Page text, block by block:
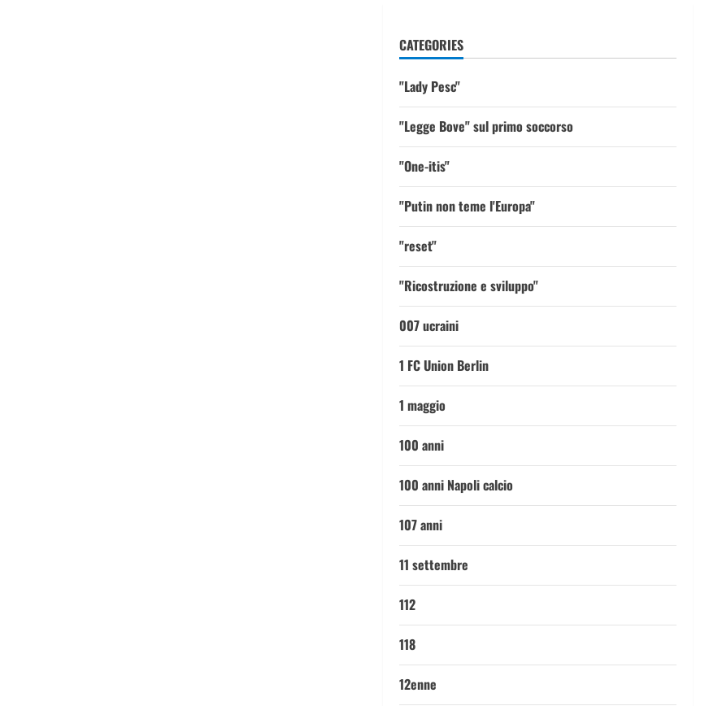
CATEGORIES
"Lady Pesc"
"Legge Bove" sul primo soccorso
"One-itis"
"Putin non teme l'Europa"
"reset"
"Ricostruzione e sviluppo"
007 ucraini
1 FC Union Berlin
1 maggio
100 anni
100 anni Napoli calcio
107 anni
11 settembre
112
118
12enne